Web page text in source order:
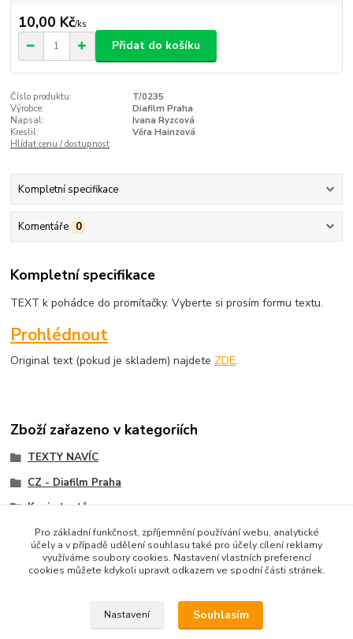
10,00 Kč/ks
Přidat do košíku
Číslo produktu:
T/0235
Výrobce:
Diafilm Praha
Napsal:
Ivana Ryzcová
Kreslil:
Věra Hainzová
Hlídat cenu / dostupnost
Kompletní specifikace
Komentáře 0
Kompletní specifikace
TEXT k pohádce do promítačky. Vyberte si prosím formu textu.
Prohlédnout
Original text (pokud je skladem) najdete ZDE.
Zboží zařazeno v kategoriích
TEXTY NAVÍC
CZ - Diafilm Praha
Kopie textů
Upravit sběr cookies.
Pro základní funkčnost, zpříjemnění používání webu, analytické
účely a v případě udělení souhlasu také pro účely cílení reklamy
využíváme soubory cookies. Nastavení vlastních preferencí
cookies můžete kdykoli upravit odkazem ve spodní části stránek.
Nastavení Souhlasím